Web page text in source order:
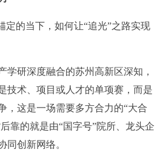
的当下，如何让“追光”之路实现
研深度融合的苏州高新区深知，
技术、项目或人才的单项赛，而是
，这是一场需要多方合力的“大合
靠的就是由“国字号”院所、龙头企
同创新网络。